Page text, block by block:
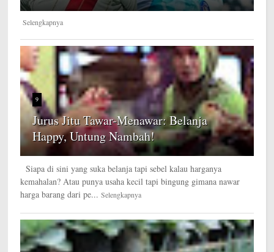
Selengkapnya
9
Jurus Jitu Tawar-Menawar: Belanja
Happy, Untung Nambah!
Siapa di sini yang suka belanja tapi sebel kalau harganya
kemahalan? Atau punya usaha kecil tapi bingung gimana nawar
harga barang dari pe... Selengkapnya